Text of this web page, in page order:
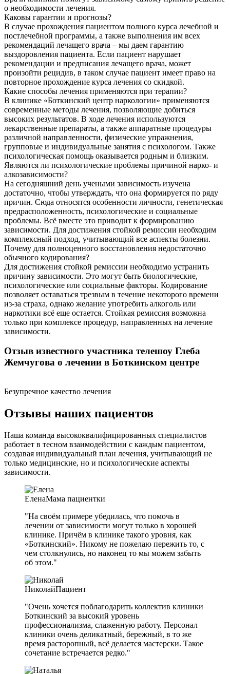
о необходимости лечения.
Каковы гарантии и прогнозы?
В случае прохождения пациентом полного курса лечебной и
постлечебной программы, а также выполнения им всех
рекомендаций лечащего врача – мы даем гарантию
выздоровления пациента. Если пациент нарушает
рекомендации и предписания лечащего врача, может
произойти рецидив, в таком случае пациент имеет право на
повторное прохождение курса лечения со скидкой.
Какие способы лечения применяются при терапии?
В клинике «Боткинский центр наркологии» применяются
современные методы лечения, позволяющие добиться
высоких результатов. В ходе лечения используются
лекарственные препараты, а также аппаратные процедуры
различной направленности, физические упражнения,
групповые и индивидуальные занятия с психологом. Также
психологическая помощь оказывается родным и близким.
Являются ли психологические проблемы причиной нарко- и
алкозависимости?
На сегодняшний день учеными зависимость изучена
достаточно, чтобы утверждать, что она формируется по ряду
причин. Сюда относятся особенности личности, генетическая
предрасположенность, психологические и социальные
проблемы. Всё вместе это приводит к формированию
зависимости. Для достижения стойкой ремиссии необходим
комплексный подход, учитывающий все аспекты болезни.
Почему для полноценного восстановления недостаточно
обычного кодирования?
Для достижения стойкой ремиссии необходимо устранить
причину зависимости. Это могут быть биологические,
психологические или социальные факторы. Кодирование
позволяет оставаться трезвым в течение некоторого времени
из-за страха, однако желание употребить алкоголь или
наркотики всё еще остается. Стойкая ремиссия возможна
только при комплексе процедур, направленных на лечение
зависимости.
Отзыв известного участника телешоу Глеба
Жемчугова о лечении в Боткинском центре
Безупречное качество лечения
Отзывы наших пациентов
Наша команда высококвалифицированных специалистов
работает в тесном взаимодействии с каждым пациентом,
создавая индивидуальный план лечения, учитывающий не
только медицинские, но и психологические аспекты
зависимости.
ЕленаМама пациентки
"На своём примере убедилась, что помочь в
лечении от зависимости могут только в хорошей
клинике. Причём в клинике такого уровня, как
«Боткинский». Никому не пожелаю пережить то, с
чем столкнулись, но наконец то мы можем забыть
об этом."
НиколайПациент
"Очень хочется поблагодарить коллектив клиники
Боткинский за высокий уровень
профессионализма, слаженную работу. Персонал
клиники очень деликатный, бережный, в то же
время расторопный, всё делается мастерски. Такое
сочетание встречается редко."